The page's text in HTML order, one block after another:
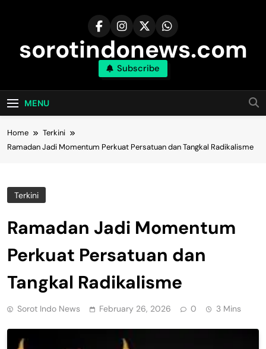
sorotindonews.com
Subscribe
MENU
Home
Terkini
Ramadan Jadi Momentum Perkuat Persatuan dan Tangkal Radikalisme
Terkini
Ramadan Jadi Momentum
Perkuat Persatuan dan
Tangkal Radikalisme
Sorot Indo News February 26, 2026 0 3 Mins